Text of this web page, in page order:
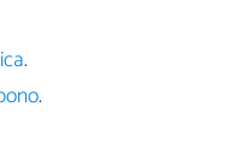
.
.